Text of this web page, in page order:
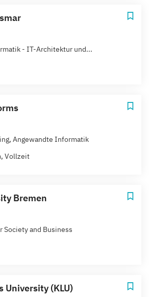
- IT-Architektur und...
Angewandte Informatik
Vollzeit
Bremen
Society and Business
University (KLU)